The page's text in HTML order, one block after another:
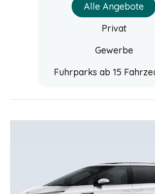
Alle Angebote
Privat
Gewerbe
Fuhrparks ab 15